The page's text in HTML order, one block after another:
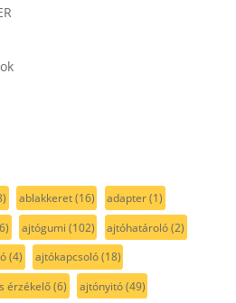
ablakkeret(16) adapter(1)
ajtógumi (102) ajtóhatároló(2)
(4) ajtókapcsoló(18)
érzékelő(6) ajtónyitó(49)